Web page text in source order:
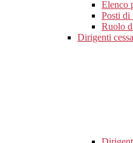
Elenco
Posti di
Ruolo
Dirigenti